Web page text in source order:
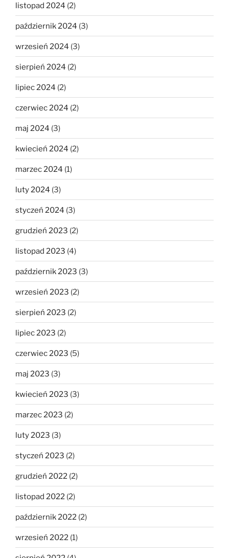
listopad 2024 (2)
październik 2024 (3)
wrzesień 2024 (3)
sierpień 2024 (2)
lipiec 2024 (2)
czerwiec 2024 (2)
maj 2024 (3)
kwiecień 2024 (2)
marzec 2024 (1)
luty 2024 (3)
styczeń 2024 (3)
grudzień 2023 (2)
listopad 2023 (4)
październik 2023 (3)
wrzesień 2023 (2)
sierpień 2023 (2)
lipiec 2023 (2)
czerwiec 2023 (5)
maj 2023 (3)
kwiecień 2023 (3)
marzec 2023 (2)
luty 2023 (3)
styczeń 2023 (2)
grudzień 2022 (2)
listopad 2022 (2)
październik 2022 (2)
wrzesień 2022 (1)